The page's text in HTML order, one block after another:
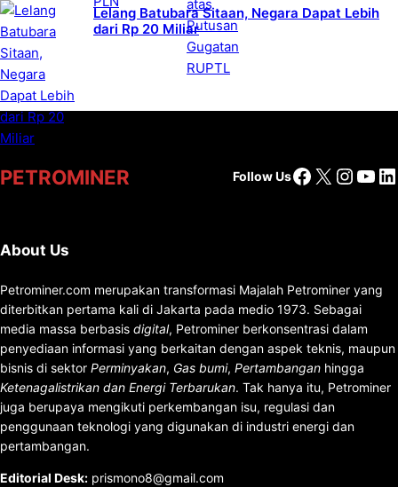
Lelang Batubara Sitaan, Negara Dapat Lebih
dari Rp 20 Miliar
PETROMINER Follow UsFacebook
X
About Us
Petrominer.com merupakan transformasi Majalah Petrominer yang
diterbitkan pertama kali di Jakarta pada medio 1973. Sebagai
media massa berbasis digital, Petrominer berkonsentrasi dalam
penyediaan informasi yang berkaitan dengan aspek teknis, maupun
bisnis di sektor Perminyakan, Gas bumi, Pertambangan hingga
Ketenagalistrikan dan Energi Terbarukan. Tak hanya itu, Petrominer
juga berupaya mengikuti perkembangan isu, regulasi dan
penggunaan teknologi yang digunakan di industri energi dan
pertambangan.
Editorial Desk: prismono8@gmail.com